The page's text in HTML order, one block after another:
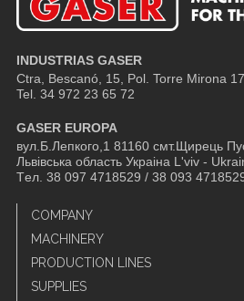
INDUSTRIAS GASER
Ctra, Bescanó, 15, Pol. Torre Mirona
Tel. 34 972 23 65 72
GASER EUROPA
вул.Б.Лепкого,1 81160 смт.Щирець
Львівська область Украіна L'viv -
Tел. 38 097 4718529 / 38 093
COMPANY
MACHINERY
PRODUCTION LINES
SUPPLIES